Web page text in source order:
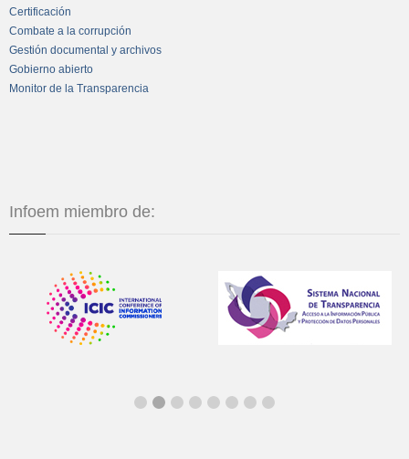
Certificación
Combate a la corrupción
Gestión documental y archivos
Gobierno abierto
Monitor de la Transparencia
Infoem miembro de: